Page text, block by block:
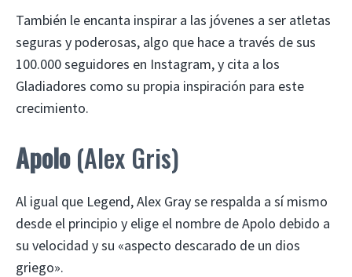
También le encanta inspirar a las jóvenes a ser atletas
seguras y poderosas, algo que hace a través de sus
100.000 seguidores en Instagram, y cita a los
Gladiadores como su propia inspiración para este
crecimiento.
Apolo(Alex Gris)
Al igual que Legend, Alex Gray se respalda a sí mismo
desde el principio y elige el nombre de Apolo debido a
su velocidad y su «aspecto descarado de un dios
griego».